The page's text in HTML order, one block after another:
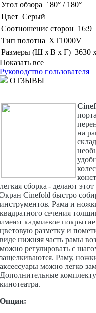
Угол обзора 180° / 180°
Цвет Серый
Соотношение сторон 16:9
Тип полотна XT1000V
Размеры (Ш x В x Г) 3630
Показать все
Руководство пользователя
ОТЗЫВЫ
на
легкая сборка - делают
Экран Cinefold быстро
инструментов. Рама и
квадратного сечения
имеют кадмиевое
цветовую разметку и
виде нижняя часть рамы
можно регулировать с
защелкиваются. Раму,
аксессуары можно легко
Дополнительные
кинотеатра.
Опции: